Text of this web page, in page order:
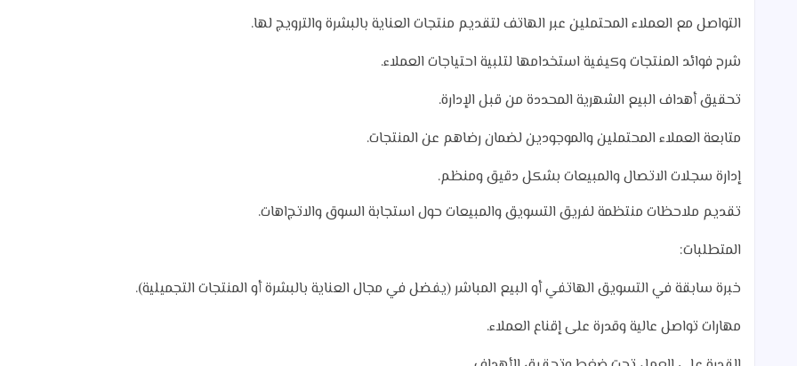
التواصل مع العملاء المحتملين عبر الهاتف لتقديم منتجات العناية بالبشرة والترويج لها.
شرح فوائد المنتجات وكيفية استخدامها لتلبية احتياجات العملاء.
تحقيق أهداف البيع الشهرية المحددة من قبل الإدارة.
متابعة العملاء المحتملين والموجودين لضمان رضاهم عن المنتجات.
إدارة سجلات الاتصال والمبيعات بشكل دقيق ومنظم.
تقديم ملاحظات منتظمة لفريق التسويق والمبيعات حول استجابة السوق والاتجاهات.
المتطلبات:
خبرة سابقة في التسويق الهاتفي أو البيع المباشر (يفضل في مجال العناية بالبشرة أو المنتجات التجميلية).
مهارات تواصل عالية وقدرة على إقناع العملاء.